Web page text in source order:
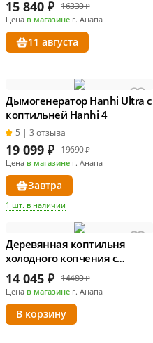
15 840 ₽ 16330 ₽
Цена в магазине г. Анапа
11 августа
Дымогенератор Hanhi Ultra с
коптильней Hanhi 4
5 | 3 отзыва
19 099 ₽ 19690 ₽
Цена в магазине г. Анапа
Завтра
1 шт. в наличии
Деревянная коптильня
холодного копчения с
дымогенератором
14 045 ₽ 14480 ₽
Цена в магазине г. Анапа
В корзину